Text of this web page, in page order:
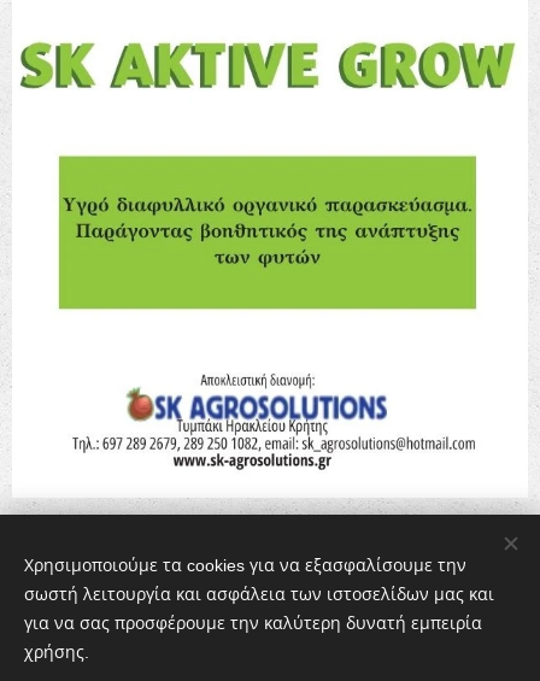
Χρησιμοποιούμε τα cookies για να εξασφαλίσουμε την
σωστή λειτουργία και ασφάλεια των ιστοσελίδων μας και
για να σας προσφέρουμε την καλύτερη δυνατή εμπειρία
χρήσης.